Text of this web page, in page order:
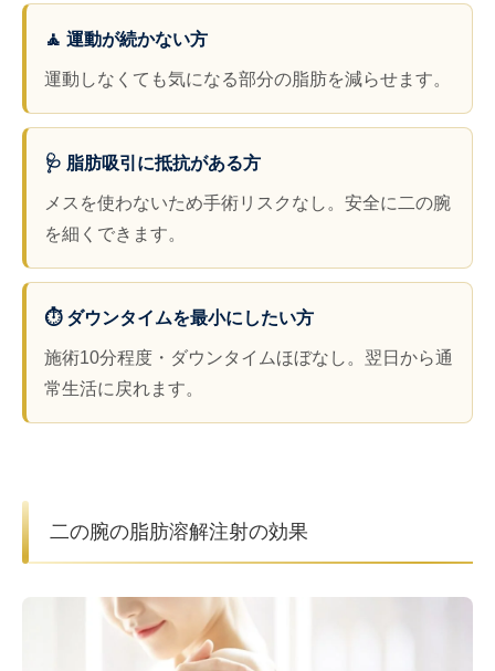
🧘 運動が続かない方
運動しなくても気になる部分の脂肪を減らせます。
🩺 脂肪吸引に抵抗がある方
メスを使わないため手術リスクなし。安全に二の腕
を細くできます。
⏱️ ダウンタイムを最小にしたい方
施術10分程度・ダウンタイムほぼなし。翌日から通
常生活に戻れます。
二の腕の脂肪溶解注射の効果